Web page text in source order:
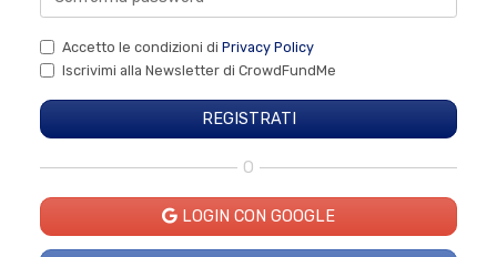
Accetto le condizioni di Privacy Policy
Iscrivimi alla Newsletter di CrowdFundMe
O
LOGIN CON GOOGLE